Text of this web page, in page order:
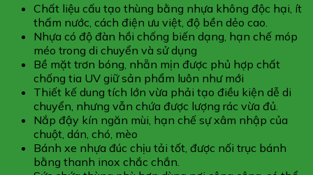
Chất liệu cấu tạo thùng bằng nhựa không độc hại, ít
thấm nước, cách điện ưu việt, độ bền dẻo cao.
Nhựa có độ đàn hồi chống biến dạng, hạn chế móp
méo trong di chuyển và sử dụng
Bề mặt trơn bóng, nhẵn mịn được phủ hợp chất
chống tia UV giữ sản phẩm luôn như mới
Thiết kế dung tích lớn vừa phải tạo điều kiện dễ di
chuyển, nhưng vẫn chứa được lượng rác vừa đủ.
Nắp đậy kín ngăn mùi, hạn chế sự xâm nhập của
chuột, dán, chó, mèo
Bánh xe nhựa đúc chịu tải tốt, được nối trục bánh
bằng thanh inox chắc chắn.